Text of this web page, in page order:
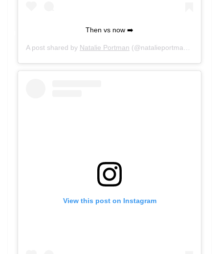
Then vs now ➡️
A post shared by Natalie Portman (@natalieportman) on
View this post on Instagram